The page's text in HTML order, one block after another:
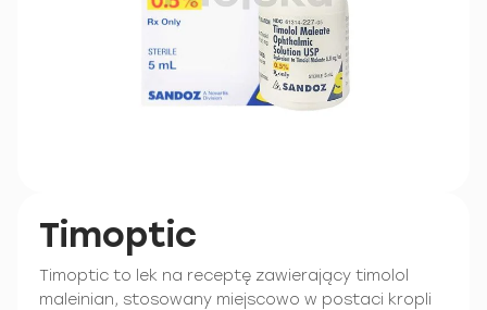
Timoptic
Timoptic to lek na receptę zawierający timolol
maleinian, stosowany miejscowo w postaci kropli